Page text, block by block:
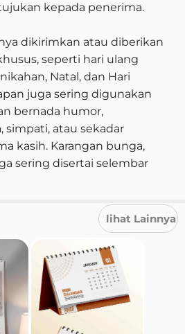
kepada penerima.
dikirimkan atau diberikan
seperti hari ulang
Natal, dan Hari
juga sering digunakan
bernada humor,
simpati, atau sekadar
kasih. Karangan bunga,
sering disertai selembar
lihat Lainnya